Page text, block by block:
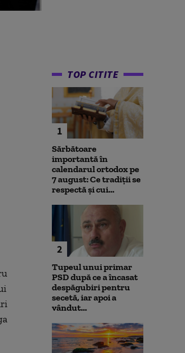
TOP CITITE
1
Sărbătoare
importantă în
calendarul ortodox pe
7 august: Ce tradiții se
respectă și cui...
2
Tupeul unui primar
PSD după ce a încasat
despăgubiri pentru
secetă, iar apoi a
vândut...